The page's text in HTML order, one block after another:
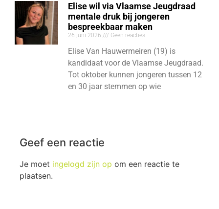
Elise wil via Vlaamse Jeugdraad
mentale druk bij jongeren
bespreekbaar maken
26 juni 2026 Geen reacties
Elise Van Hauwermeiren (19) is
kandidaat voor de Vlaamse Jeugdraad.
Tot oktober kunnen jongeren tussen 12
en 30 jaar stemmen op wie
Geef een reactie
Je moet ingelogd zijn op om een reactie te
plaatsen.